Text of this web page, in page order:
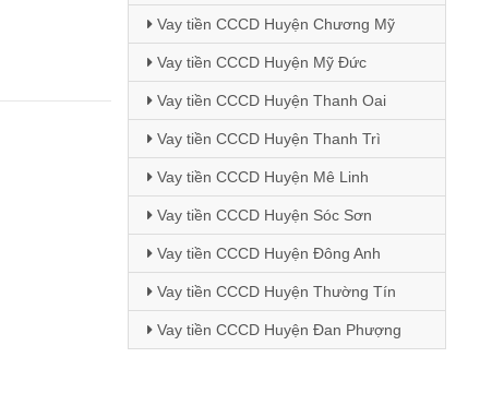
Vay tiền CCCD Huyện Chương Mỹ
Vay tiền CCCD Huyện Mỹ Đức
Vay tiền CCCD Huyện Thanh Oai
Vay tiền CCCD Huyện Thanh Trì
Vay tiền CCCD Huyện Mê Linh
Vay tiền CCCD Huyện Sóc Sơn
Vay tiền CCCD Huyện Đông Anh
Vay tiền CCCD Huyện Thường Tín
Vay tiền CCCD Huyện Đan Phượng